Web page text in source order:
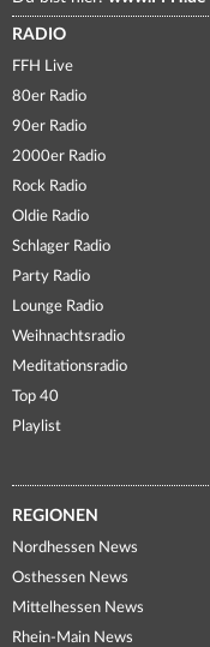
RADIO
FFH Live
80er Radio
90er Radio
2000er Radio
Rock Radio
Oldie Radio
Schlager Radio
Party Radio
Lounge Radio
Weihnachtsradio
Meditationsradio
Top 40
Playlist
REGIONEN
Nordhessen News
Osthessen News
Mittelhessen News
Rhein-Main News